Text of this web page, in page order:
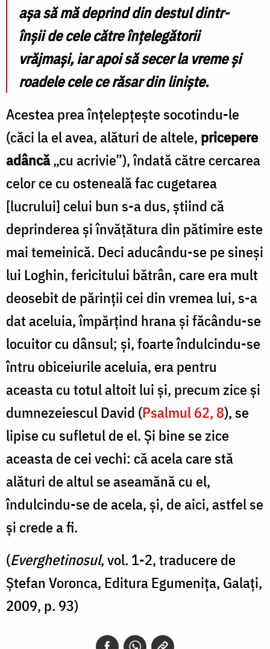
așa să mă deprind din destul dintr-
înșii de cele către înțelegăto­rii
vrăjmași, iar apoi să secer la vreme și
roadele cele ce răsar din liniște.
Acestea prea înțelepțește socotindu-le
(căci la el avea, alături de alte­le, pricepere
adâncă„cu acrivie”), îndată către cercarea
celor ce cu osteneală fac cugetarea
[lucrului] celui bun s-a dus, știind că
deprinderea și în­vățătura din pătimire este
mai temeinică. Deci aducându-se pe sineși
lui Loghin, fericitului bătrân, care era mult
deosebit de părinții cei din vremea lui, s-a
dat aceluia, împărțind hrana și făcându-se
locuitor cu dânsul; și, foarte îndulcindu-se
întru obiceiurile acelu­ia, era pentru
aceasta cu totul altoit lui și, precum zice și
dumnezeiescul David (Psalmul 62, 8), se
lipise cu sufletul de el. Și bine se zice
aceasta de cei vechi: că acela care stă
alături de altul se aseamănă cu el,
îndulcindu-se de acela, și, de aici, astfel se
și crede a fi.
(Everghetinosul, vol. 1-2, traducere de
Ștefan Voronca, Editura Egumenița, Galați,
2009, p. 93)